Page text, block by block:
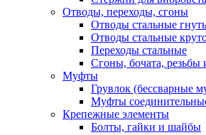
Отводы, переходы, сгоны
Отводы стальные
Отводы стальные
Переходы стальные
Сгоны, бочата, резьбы
Муфты
Грувлок (бессварные
Муфты
Крепежные элементы
Болты, гайки и шайбы